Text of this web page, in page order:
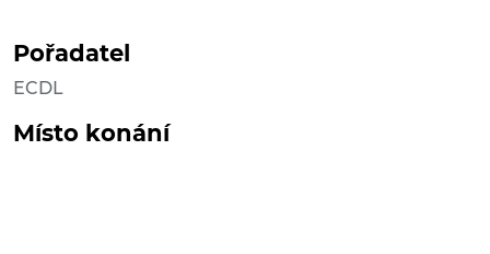
Pořadatel
ECDL
Místo konání